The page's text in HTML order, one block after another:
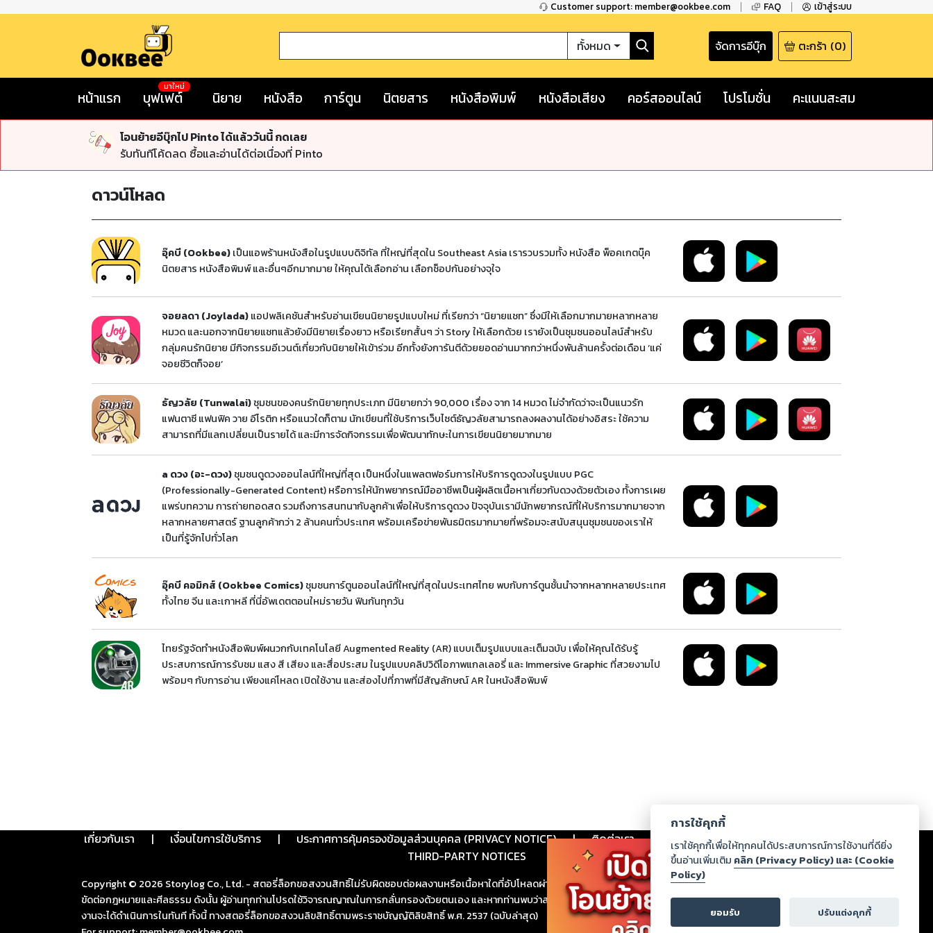
Customer support: member@ookbee.com FAQ เข้าสู่ระบบ
ทั้งหมด จัดการอีบุ๊ก ตะกร้า (0)
หน้าแรก บุฟเฟต์
มาใหม่
นิยาย หนังสือ การ์ตูน นิตยสาร หนังสือพิมพ์ หนังสือเสียง คอร์สออนไลน์ โปรโมชั่น คะแนนสะสม
โอนย้ายอีบุ๊กไป Pinto ได้แล้ววันนี้ กดเลย
รับทันทีโค้ดลด ซื้อและอ่านได้ต่อเนื่องที่ Pinto
ดาวน์โหลด
อุ๊คบี (Ookbee)เป็นแอพร้านหนังสือในรูปแบบดิจิทัล ที่ใหญ่ที่สุดใน Southeast Asia เรารวบรวมทั้ง หนังสือ พ็อคเกตบุ๊ค
นิตยสาร หนังสือพิมพ์ และอื่นๆอีกมากมาย ให้คุณได้เลือกอ่าน เลือกช็อปกันอย่างจุใจ
จอยลดา (Joylada)แอปพลิเคชันสำหรับอ่านเขียนนิยายรูปแบบใหม่ ที่เรียกว่า “นิยายแชท” ซึ่งมีให้เลือกมากมายหลากหลาย
หมวด และนอกจากนิยายแชทแล้วยังมีนิยายเรื่องยาว หรือเรียกสั้นๆ ว่า Story ให้เลือกด้วย เรายังเป็นชุมชนออนไลน์สำหรับ
กลุ่มคนรักนิยาย มีกิจกรรมอีเวนต์เกี่ยวกับนิยายให้เข้าร่วม อีกทั้งยังการันตีด้วยยอดอ่านมากกว่าหนึ่งพันล้านครั้งต่อเดือน ‘แค่
จอยชีวิตก็จอย’
ธัญวลัย (Tunwalai)ชุมชนของคนรักนิยายทุกประเภท มีนิยายกว่า 90,000 เรื่อง จาก 14 หมวด ไม่จำกัดว่าจะเป็นแนวรัก
แฟนตาซี แฟนฟิค วาย อีโรติก หรือแนวใดก็ตาม นักเขียนที่ใช้บริการเว็บไซต์ธัญวลัยสามารถลงผลงานได้อย่างอิสระ ใช้ความ
สามารถที่มีแลกเปลี่ยนเป็นรายได้ และมีการจัดกิจกรรมเพื่อพัฒนาทักษะในการเขียนนิยายมากมาย
a ดวง (อะ-ดวง)ชุมชนดูดวงออนไลน์ที่ใหญ่ที่สุด เป็นหนึ่งในแพลตฟอร์มการให้บริการดูดวงในรูปแบบ PGC
(Professionally-Generated Content) หรือการให้นักพยากรณ์มืออาชีพเป็นผู้ผลิตเนื้อหาเกี่ยวกับดวงด้วยตัวเอง ทั้งการเผย
แพร่บทความ การถ่ายทอดสด รวมถึงการสนทนากับลูกค้าเพื่อให้บริการดูดวง ปัจจุบันเรามีนักพยากรณ์ที่ให้บริการมากมายจาก
หลากหลายศาสตร์ ฐานลูกค้ากว่า 2 ล้านคนทั่วประเทศ พร้อมเครือข่ายพันธมิตรมากมายที่พร้อมจะสนับสนุนชุมชนของเราให้
เป็นที่รู้จักไปทั่วโลก
อุ๊คบี คอมิกส์ (Ookbee Comics)ชุมชนการ์ตูนออนไลน์ที่ใหญ่ที่สุดในประเทศไทย พบกับการ์ตูนชั้นนำจากหลากหลายประเทศ
ทั้งไทย จีน และเกาหลี ที่นี่อัพเดตตอนใหม่รายวัน ฟินกันทุกวัน
ไทยรัฐจัดทำหนังสือพิมพ์ผนวกกับเทคโนโลยี Augmented Reality (AR) แบบเต็มรูปแบบและเต็มฉบับ เพื่อให้คุณได้รับรู้
ประสบการณ์การรับชม แสง สี เสียง และสื่อประสม ในรูปแบบคลิปวิดีโอภาพแกลเลอรี่ และ Immersive Graphic ที่สวยงามไป
พร้อมๆ กับการอ่าน เพียงแค่โหลด เปิดใช้งาน และส่องไปที่ภาพที่มีสัญลักษณ์ AR ในหนังสือพิมพ์
เกี่ยวกับเรา | เงื่อนไขการใช้บริการ | ประกาศการคุ้มครองข้อมูลส่วนบุคคล (PRIVACY NOTICE) | ติดต่อเรา ร่วมงานกับเรา ดาวน์โหลด
THIRD-PARTY NOTICES
Copyright © 2026 Storylog Co., Ltd. - สตอรี่ล็อกขอสงวนสิทธิ์ไม่รับผิดชอบต่อผลงานหรือเนื้อหาใดที่อัปโหลดผ่านเว็บไซต์และปรากฏว่าละเมิดสิทธิในทรัพย์สินทางปัญญาของบุคคลอื่นหรือ
ขัดต่อกฎหมายและศีลธรรม ดังนั้น ผู้อ่านทุกท่านโปรดใช้วิจารณญาณในการกลั่นกรองด้วยตนเอง และหากท่านพบว่าส่วนหนึ่งส่วนใดขัดต่อกฎหมายและศีลธรรม กรุณาแจ้งมายังบริษัท เพื่อทีม
งานจะได้ดำเนินการในทันที ทั้งนี้ ทางสตอรี่ล็อกขอสงวนลิขสิทธิ์ตามพระราชบัญญัติลิขสิทธิ์ พ.ศ. 2537 (ฉบับล่าสุด)
การใช้คุกกี้
เราใช้คุกกี้เพื่อให้ทุกคนได้ประสบการณ์การใช้งานที่ดียิ่ง
ขึ้นอ่านเพิ่มเติม คลิก (Privacy Policy) และ (Cookie
Policy)
ยอมรับ ปรับแต่งคุกกี้